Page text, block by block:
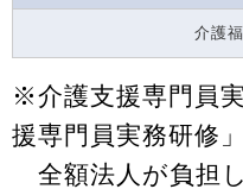
介護
※介護支援専門員
援専門員実務研修
全額法人が負担し